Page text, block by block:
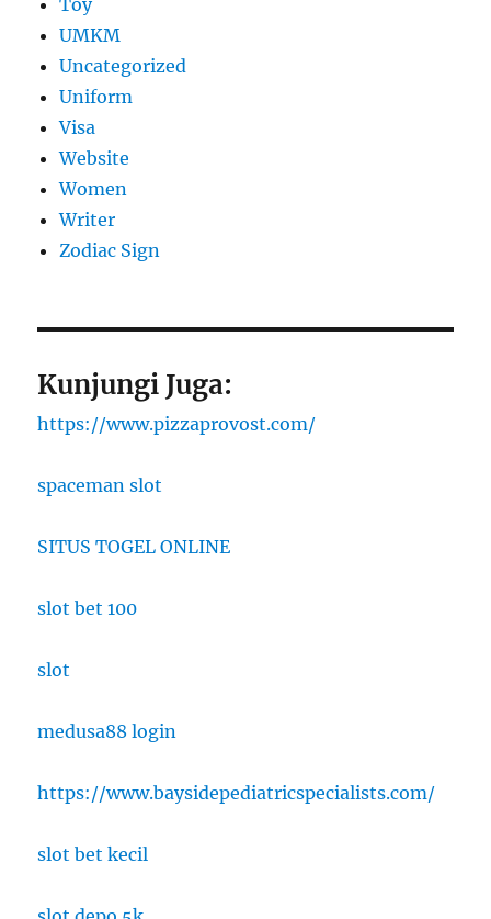
UMKM
Uncategorized
Uniform
Visa
Website
Women
Writer
Zodiac Sign
Kunjungi Juga:
https://www.pizzaprovost.com/
spaceman slot
SITUS TOGEL ONLINE
slot bet 100
slot
medusa88 login
https://www.baysidepediatricspecialists.com/
slot bet kecil